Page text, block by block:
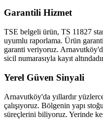
Garantili Hizmet
TSE belgeli ürün, TS 11827
uyumlu raporlama. Ürün
garanti veriyoruz.
sicil numarasıyla kayıt
Yerel Güven Sinyali
Arnavutköy'da yıllardır
çalışıyoruz. Bölgenin yapı
süreçlerini biliyoruz. Yerinde